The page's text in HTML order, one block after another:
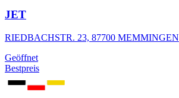
JET
RIEDBACHSTR. 23, 87700 MEMMINGEN
Geöffnet
Bestpreis